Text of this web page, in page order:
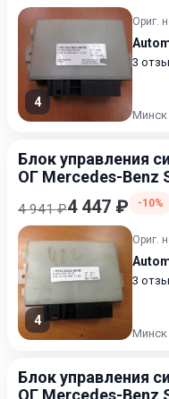
4
Ориг.
3
Минск
Блок управления
ОГ Mercedes-Benz
4 941 ₽4 447 ₽ -10%
4
Ориг.
3
Минск
Блок управления
ОГ Mercedes-Benz